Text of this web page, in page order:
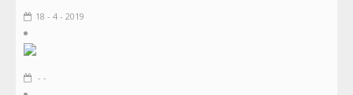
18 - 4 - 2019
- -